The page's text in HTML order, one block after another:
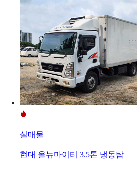
실매물
현대 올뉴마이티 3.5톤 냉동탑